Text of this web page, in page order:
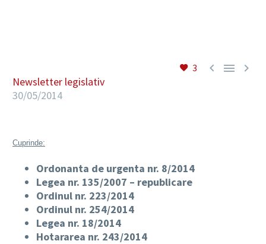
3   
Newsletter legislativ
30/05/2014
Cuprinde:
Ordonanta de urgenta nr. 8/2014
Legea nr. 135/2007 – republicare
Ordinul nr. 223/2014
Ordinul nr. 254/2014
Legea nr. 18/2014
Hotararea nr. 243/2014